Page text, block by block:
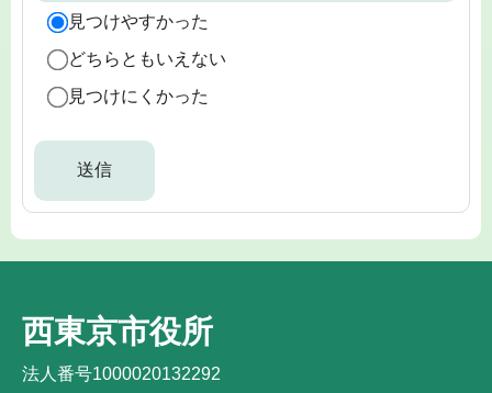
見つけやすかった
どちらともいえない
見つけにくかった
西東京市役所
法人番号1000020132292